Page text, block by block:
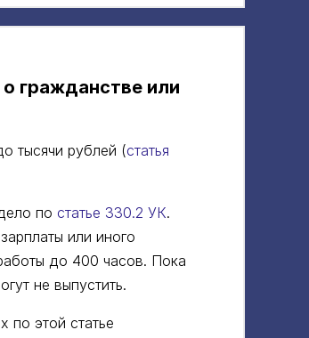
гражданстве или
тысячи рублей (статья
по статье 330.2 УК.
или иного
до 400 часов. Пока
не выпустить.
по этой статье